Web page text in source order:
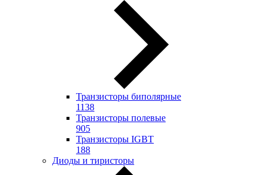
Транзисторы биполярные
1138
Транзисторы полевые
905
Транзисторы IGBT
188
Диоды и тиристоры